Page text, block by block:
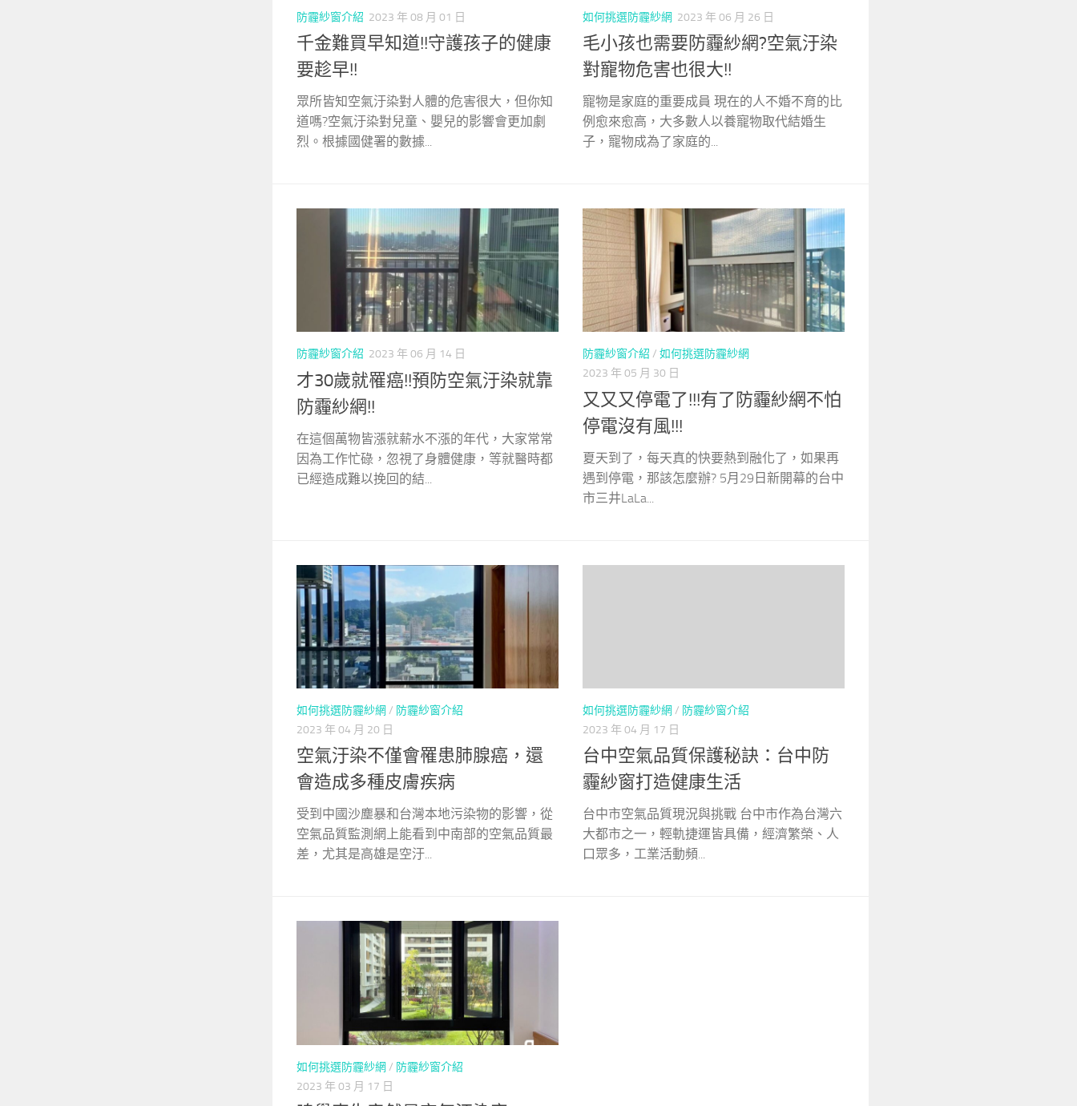
防霾紗窗介紹 2023 年 08 月 01 日
千金難買早知道!!守護孩子的健康
要趁早!!
眾所皆知空氣汙染對人體的危害很大，但你知
道嗎?空氣汙染對兒童、嬰兒的影響會更加劇
烈。根據國健署的數據...
如何挑選防霾紗網 2023 年 06 月 26 日
毛小孩也需要防霾紗網?空氣汙染
對寵物危害也很大!!
寵物是家庭的重要成員 現在的人不婚不育的比
例愈來愈高，大多數人以養寵物取代結婚生
子，寵物成為了家庭的...
防霾紗窗介紹 2023 年 06 月 14 日
才30歲就罹癌!!預防空氣汙染就靠
防霾紗網!!
在這個萬物皆漲就薪水不漲的年代，大家常常
因為工作忙碌，忽視了身體健康，等就醫時都
已經造成難以挽回的結...
防霾紗窗介紹 / 如何挑選防霾紗網
2023 年 05 月 30 日
又又又停電了!!!有了防霾紗網不怕
停電沒有風!!!
夏天到了，每天真的快要熱到融化了，如果再
遇到停電，那該怎麼辦? 5月29日新開幕的台中
市三井LaLa...
如何挑選防霾紗網 / 防霾紗窗介紹
2023 年 04 月 20 日
空氣汙染不僅會罹患肺腺癌，還
會造成多種皮膚疾病
受到中國沙塵暴和台灣本地污染物的影響，從
空氣品質監測網上能看到中南部的空氣品質最
差，尤其是高雄是空汙...
如何挑選防霾紗網 / 防霾紗窗介紹
2023 年 04 月 17 日
台中空氣品質保護秘訣：台中防
霾紗窗打造健康生活
台中市空氣品質現況與挑戰 台中市作為台灣六
大都市之一，輕軌捷運皆具備，經濟繁榮、人
口眾多，工業活動頻...
如何挑選防霾紗網 / 防霾紗窗介紹
2023 年 03 月 17 日